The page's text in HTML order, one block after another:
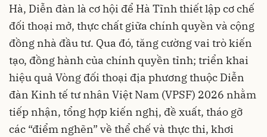
Hà, Diễn đàn là cơ hội để Hà Tĩnh thiết lập cơ chế
đối thoại mở, thực chất giữa chính quyền và cộng
đồng nhà đầu tư. Qua đó, tăng cường vai trò kiến
tạo, đồng hành của chính quyền tỉnh; triển khai
hiệu quả Vòng đối thoại địa phương thuộc Diễn
đàn Kinh tế tư nhân Việt Nam (VPSF) 2026 nhằm
tiếp nhận, tổng hợp kiến nghị, đề xuất, tháo gỡ
các “điểm nghẽn” về thể chế và thực thi, khơi